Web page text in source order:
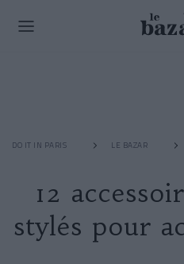
DO IT IN PARIS LE BAZAR
12
stylés pour